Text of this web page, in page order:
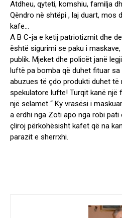
Atdheu, qyteti, komshiu, familja
Qëndro në shtëpi , laj duart, mos
kafe…
A B C-ja e ketij patriotizmit dhe
është sigurimi se paku i
publik. Mjeket dhe policët janë
luftë pa bomba që duhet fituar
abuzues të çdo produkti duhet të
spekulatore lufte! Turqit kanë një
një selamet “ Ky vrasësi i
a erdhi nga Zoti apo nga robi pati
çliroj përkohësisht kafet që na
parazit e sherrxhi.